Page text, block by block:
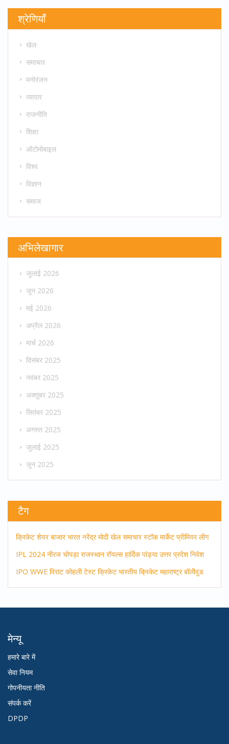
श्रेणियाँ
खेल
समाचार
मनोरंजन
व्यापार
राजनीति
शिक्षा
ऑटोमोबाइल
विश्व
विज्ञान
समाज
अभिलेखागार
जुलाई 2026
जून 2026
मई 2026
अप्रैल 2026
मार्च 2026
दिसंबर 2025
नवंबर 2025
अक्तूबर 2025
सितंबर 2025
अगस्त 2025
जुलाई 2025
जून 2025
टैग
क्रिकेट शेयर बाजार भारत नरेंद्र मोदी खेल समाचार स्टॉक मार्केट प्रीमियर लीग
IPL 2024 नीरज चोपड़ा राजस्थान रॉयल्स हार्दिक पांड्या उत्तर प्रदेश निवेश
IPO WWE विराट कोहली टेस्ट क्रिकेट भारतीय क्रिकेट महाराष्ट्र बॉलीवुड
मेन्यू
हमारे बारे में
सेवा नियम
गोपनीयता नीति
संपर्क करें
DPDP